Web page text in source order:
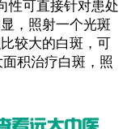
性可直接针对患处
，照射一个光斑
较大的白斑，可
积治疗白斑，照